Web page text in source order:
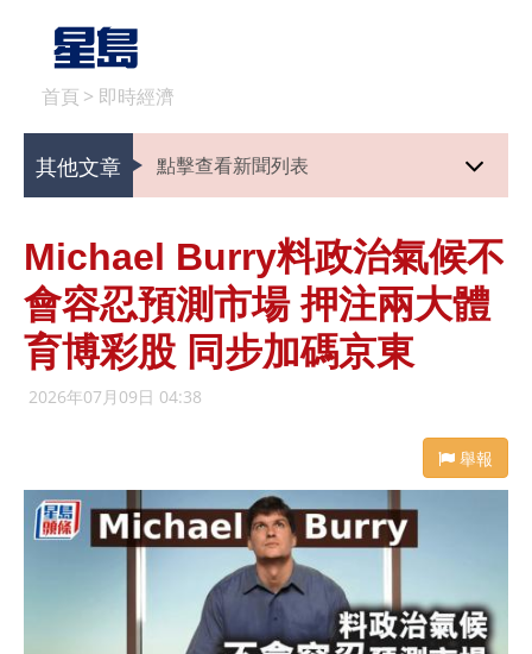
首頁 > 即時經濟
其他文章 點擊查看新聞列表
Michael Burry料政治氣候不
會容忍預測市場 押注兩大體
育博彩股 同步加碼京東
2026年07月09日 04:38
舉報